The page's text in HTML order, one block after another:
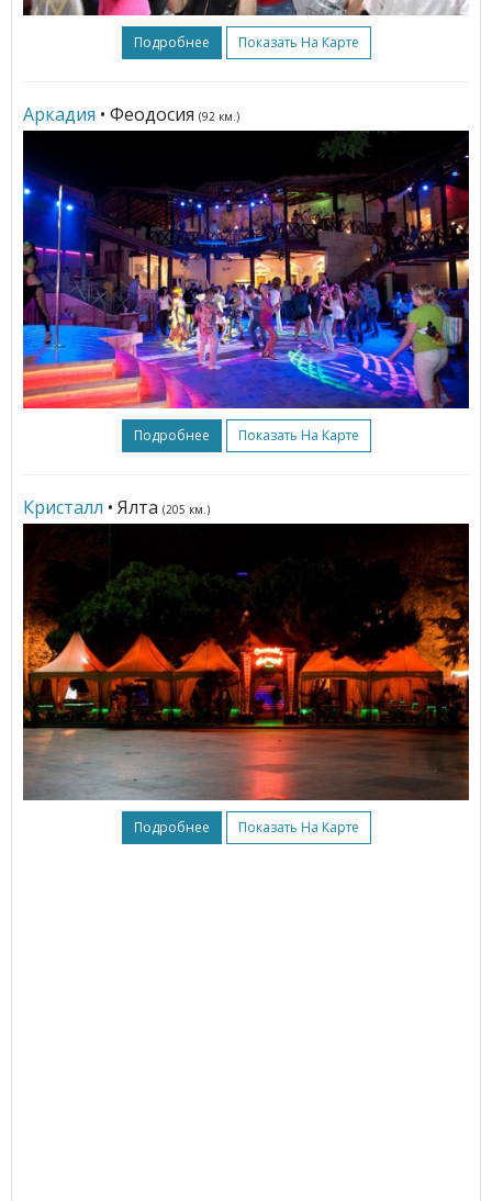
Подробнее Показать На Карте
Аркадия • Феодосия (92 км.)
Подробнее Показать На Карте
Кристалл • Ялта (205 км.)
Подробнее Показать На Карте